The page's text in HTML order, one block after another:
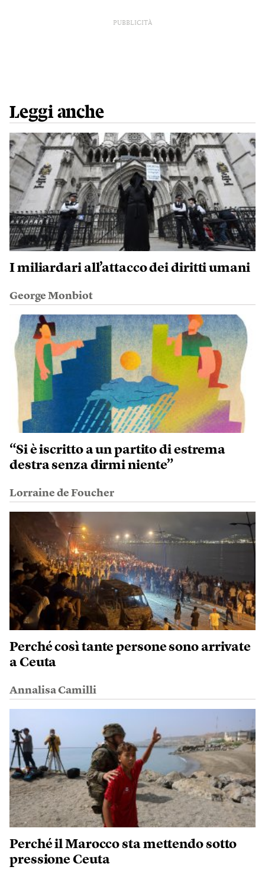
PUBBLICITÀ
Leggi anche
I miliardari all’attacco dei diritti umani
George Monbiot
“Si è iscritto a un partito di estrema
destra senza dirmi niente”
Lorraine de Foucher
Perché così tante persone sono arrivate
a Ceuta
Annalisa Camilli
Perché il Marocco sta mettendo sotto
pressione Ceuta